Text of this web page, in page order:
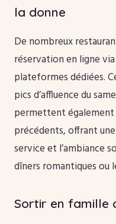
la donne
De nombreux
réservation en ligne
plateformes dédiées.
pics d’affluence du
permettent également
précédents, offrant
service et l’ambiance
dîners romantiques ou
Sortir en famille